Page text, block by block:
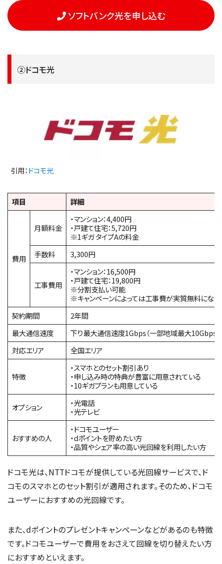
ソフトバンク光を申し込む
②ドコモ光
引用： ドコモ光
項目 詳細
費用
月額料金
・マンション：4,400円
・戸建て住宅：5,720円
※1ギガ タイプAの料金
手数料
3,300円
工事費用
・マンション：16,500円
・戸建て住宅：19,800円
※分割支払い可能
※キャンペーンによっては工事費が実質無料にな
契約期間
2年間
最大通信速度
下り最大通信速度1Gbps（一部地域最大10Gbps）
対応エリア
全国エリア
特徴
・スマホとのセット割引あり
・申し込み時の特典が豊富に用意されている
・10ギガプランも用意している
オプション
・光電話
・光テレビ
おすすめの人
・ドコモユーザー
・dポイントを貯めたい方
・品質やシェア率の高い光回線を利用したい方
ドコモ光は、NTTドコモが提供している光回線サービスで、ド
コモのスマホとのセット割引が適用されます。そのため、ドコモ
ユーザーにおすすめの光回線です。
また、dポイントのプレゼントキャンペーンなどがあるのも特徴
です。ドコモユーザーで費用をおさえて回線を切り替えたい方
におすすめといえます。